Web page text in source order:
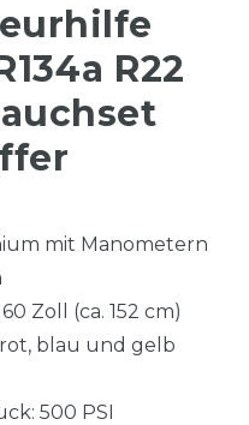
R22
mit Manometern
Zoll (ca. 152 cm)
blau und gelb
500 PSI